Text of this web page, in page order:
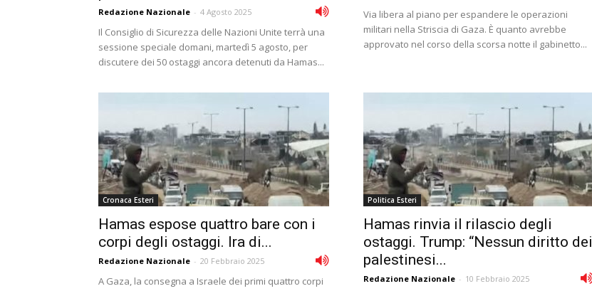
Redazione Nazionale - 4 Agosto 2025
Il Consiglio di Sicurezza delle Nazioni Unite terrà una
sessione speciale domani, martedì 5 agosto, per
discutere dei 50 ostaggi ancora detenuti da Hamas...
Via libera al piano per espandere le operazioni
militari nella Striscia di Gaza. È quanto avrebbe
approvato nel corso della scorsa notte il gabinetto...
Cronaca Esteri
Hamas espose quattro bare con i
corpi degli ostaggi. Ira di...
Redazione Nazionale - 20 Febbraio 2025
A Gaza, la consegna a Israele dei primi quattro corpi
Politica Esteri
Hamas rinvia il rilascio degli
ostaggi. Trump: “Nessun diritto dei
palestinesi...
Redazione Nazionale - 10 Febbraio 2025